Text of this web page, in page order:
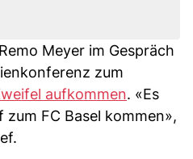
Meyer im Gespräch
zum
aufkommen. «Es
FC Basel kommen»,